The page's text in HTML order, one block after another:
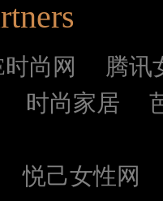
尚网
腾讯
时尚家居
悦己女性网